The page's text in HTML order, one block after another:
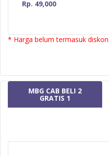
Rp. 49,000
* Harga belum termasuk
MBG CAB BELI 2
GRATIS 1